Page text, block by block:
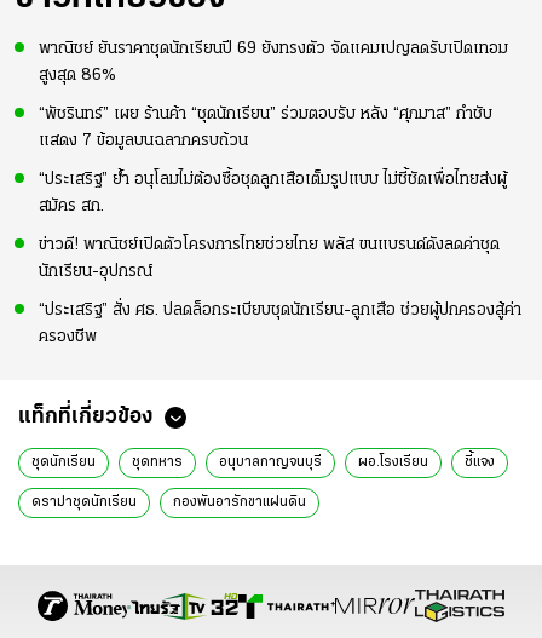
พาณิชย์ ยันราคาชุดนักเรียนปี 69 ยังทรงตัว จัดแคมเปญลดรับเปิดเทอม
สูงสุด 86%
“พัชรินทร์” เผย ร้านค้า “ชุดนักเรียน” ร่วมตอบรับ หลัง “ศุภมาส” กำชับ
แสดง 7 ข้อมูลบนฉลากครบถ้วน
“ประเสริฐ” ย้ำ อนุโลมไม่ต้องซื้อชุดลูกเสือเต็มรูปแบบ ไม่ชี้ชัดเพื่อไทยส่งผู้
สมัคร สก.
ข่าวดี! พาณิชย์เปิดตัวโครงการไทยช่วยไทย พลัส ขนแบรนด์ดังลดค่าชุด
นักเรียน-อุปกรณ์
“ประเสริฐ” สั่ง ศธ. ปลดล็อกระเบียบชุดนักเรียน-ลูกเสือ ช่วยผู้ปกครองสู้ค่า
ครองชีพ
แท็กที่เกี่ยวข้อง
ชุดนักเรียน ชุดทหาร อนุบาลกาญจนบุรี ผอ.โรงเรียน ชี้แจง
ดราม่าชุดนักเรียน กองพันอารักขาแผ่นดิน